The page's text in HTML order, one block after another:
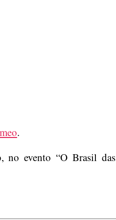
.
no evento “O Brasil das